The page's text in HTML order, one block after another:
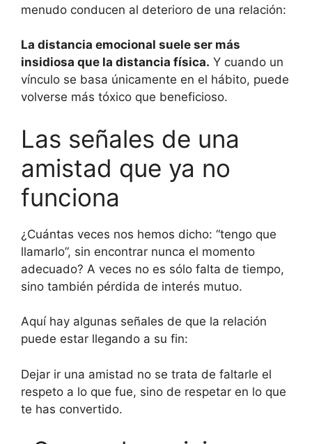
menudo conducen al deterioro de una relación:
La distancia emocional suele ser más
insidiosa que la distancia física. Y cuando un
vínculo se basa únicamente en el hábito, puede
volverse más tóxico que beneficioso.
Las señales de una
amistad que ya no
funciona
¿Cuántas veces nos hemos dicho: “tengo que
llamarlo”, sin encontrar nunca el momento
adecuado? A veces no es sólo falta de tiempo,
sino también pérdida de interés mutuo.
Aquí hay algunas señales de que la relación
puede estar llegando a su fin:
Dejar ir una amistad no se trata de faltarle el
respeto a lo que fue, sino de respetar en lo que
te has convertido.